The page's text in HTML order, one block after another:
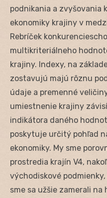
podnikania a zvyšovania
ekonomiky krajiny v
Rebríček
multikriteriálneho
krajiny. Indexy, na
zostavujú majú rôznu
údaje a premenné
umiestnenie krajiny
indikátora daného
poskytuje určitý pohľad
ekonomiky. My sme
prostredia krajín V4,
východiskové
sme sa užšie zamerali